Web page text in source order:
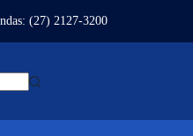
(27) 2127-3200